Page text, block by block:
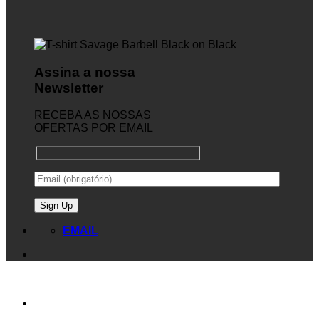
Assina a nossa
Newsletter
RECEBA AS NOSSAS
OFERTAS POR EMAIL
EMAIL